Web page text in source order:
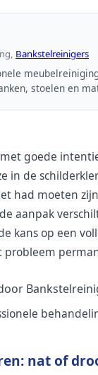
Bankstelreinigers
stoelen en
goede
in de
had moeten
aanpak
kans op een
nat of